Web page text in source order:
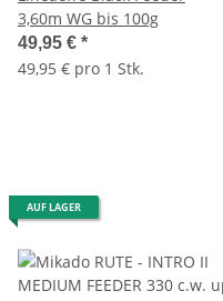
3,60m WG bis 100g
49,95 € *
49,95 € pro 1 Stk.
AUF LAGER